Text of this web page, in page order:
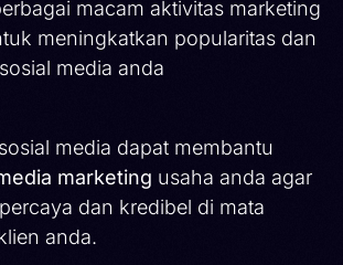
macam aktivitas marketing
meningkatkan popularitas dan
media anda
media dapat membantu
marketing usaha anda agar
dan kredibel di mata
anda.